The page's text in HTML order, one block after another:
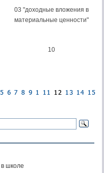
03 "доходные вложения в
материальные ценности"
10
школе